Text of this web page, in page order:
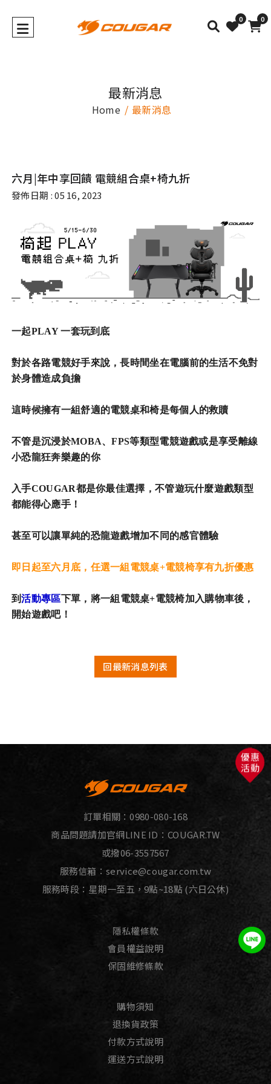
0 0
最新消息
Home 最新消息
六月|年中享回饋 電競組合桌+椅九折
發佈日期 : 05 16, 2023
一起PLAY 一套玩到底
對於各路電競好手來說，長時間坐在電腦前的生活不免對
於身體造成負擔
這時候擁有一組舒適的電競桌和椅是每個人的救贖
不管是沉浸於MOBA、FPS等類型電競遊戲或是享受離線
小恐龍狂奔樂趣的你
入手COUGAR都是你最佳選擇，不管遊玩什麼遊戲類型
都能得心應手！
甚至可以讓單純的恐龍遊戲增加不同的感官體驗
即日起至六月底，任選一組電競桌+電競椅享有九折優惠
到活動專區下單，將一組電競桌+電競椅加入購物車後，
開始遊戲吧！
回最新消息列表
訂單相關：0980-080-168
商品問題請加官網LINE ID：COUGAR.TW
或撥06-3557567
服務信箱：service@cougar.com.tw
服務時段：星期一至五，9點~18點 (六日公休)
隱私權條款
會員權益說明
保固維修條款
購物須知
退換貨政策
付款方式說明
運送方式說明
優惠
活動